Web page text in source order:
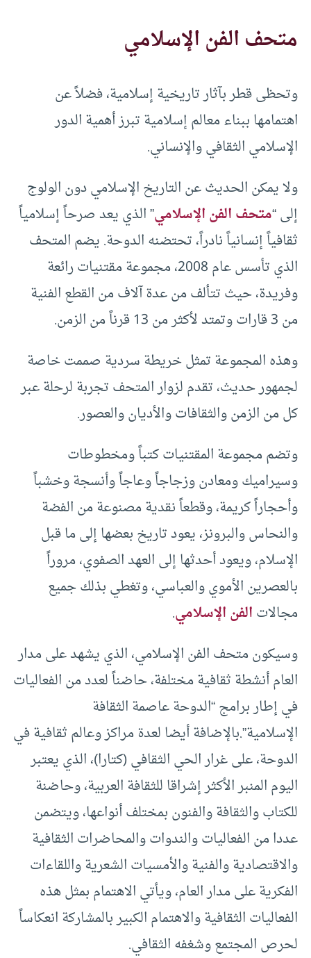
متحف الفن الإسلامي
وتحظى قطر بآثار تاريخية إسلامية، فضلاً عن
اهتمامها ببناء معالم إسلامية تبرز أهمية الدور
الإسلامي الثقافي والإنساني.
ولا يمكن الحديث عن التاريخ الإسلامي دون الولوج
إلى “متحف الفن الإسلامي” الذي يعد صرحاً إسلامياً
ثقافياً إنسانياً نادراً، تحتضنه الدوحة. يضم المتحف
الذي تأسس عام 2008، مجموعة مقتنيات رائعة
وفريدة، حيث تتألف من عدة آلاف من القطع الفنية
من 3 قارات وتمتد لأكثر من 13 قرناً من الزمن.
وهذه المجموعة تمثل خريطة سردية صممت خاصة
لجمهور حديث، تقدم لزوار المتحف تجربة لرحلة عبر
كل من الزمن والثقافات والأديان والعصور.
وتضم مجموعة المقتنيات كتباً ومخطوطات
وسيراميك ومعادن وزجاجاً وعاجاً وأنسجة وخشباً
وأحجاراً كريمة، وقطعاً نقدية مصنوعة من الفضة
والنحاس والبرونز، يعود تاريخ بعضها إلى ما قبل
الإسلام، ويعود أحدثها إلى العهد الصفوي، مروراً
بالعصرين الأموي والعباسي، وتغطي بذلك جميع
مجالاتالفن الإسلامي.
وسيكون متحف الفن الإسلامي، الذي يشهد على مدار
العام أنشطة ثقافية مختلفة، حاضناً لعدد من الفعاليات
في إطار برامج “الدوحة عاصمة الثقافة
الإسلامية”.بالإضافة أيضا لعدة مراكز وعالم ثقافية في
الدوحة، على غرار الحي الثقافي (كتارا)، الذي يعتبر
اليوم المنبر الأكثر إشراقا للثقافة العربية، وحاضنة
للكتاب والثقافة والفنون بمختلف أنواعها، ويتضمن
عددا من الفعاليات والندوات والمحاضرات الثقافية
والاقتصادية والفنية والأمسيات الشعرية واللقاءات
الفكرية على مدار العام، ويأتي الاهتمام بمثل هذه
الفعاليات الثقافية والاهتمام الكبير بالمشاركة انعكاساً
لحرص المجتمع وشغفه الثقافي.